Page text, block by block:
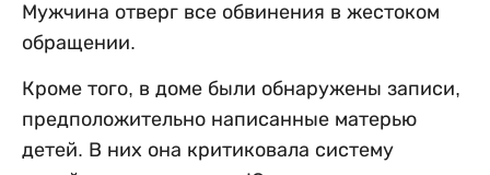
Мужчина отверг все обвинения в жестоком
обращении.
Кроме того, в доме были обнаружены записи,
предположительно написанные матерью
детей. В них она критиковала систему